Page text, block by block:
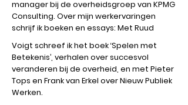
manager bij de overheidsgroep van KPMG
Consulting. Over mijn werkervaringen
schrijf ik boeken en essays: Met Ruud
Voigt schreef ik het boek ‘Spelen met
Betekenis’, verhalen over succesvol
veranderen bij de overheid, en met Pieter
Tops en Frank van Erkel over Nieuw Publiek
Werken.